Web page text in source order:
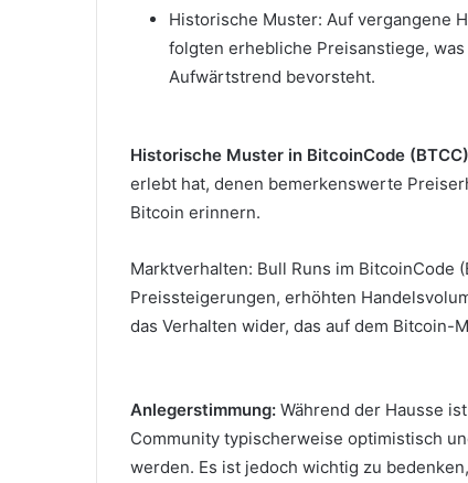
Historische Muster: Auf vergangene
folgten erhebliche Preisanstiege,
Aufwärtstrend bevorsteht.
Historische Muster in BitcoinCode
erlebt hat, denen bemerkenswerte
Bitcoin erinnern.
Marktverhalten: Bull Runs im BitcoinCode
Preissteigerungen, erhöhten
das Verhalten wider, das auf dem Bitcoin-
Anlegerstimmung: Während der Hausse
Community typischerweise optimistisch
werden. Es ist jedoch wichtig zu